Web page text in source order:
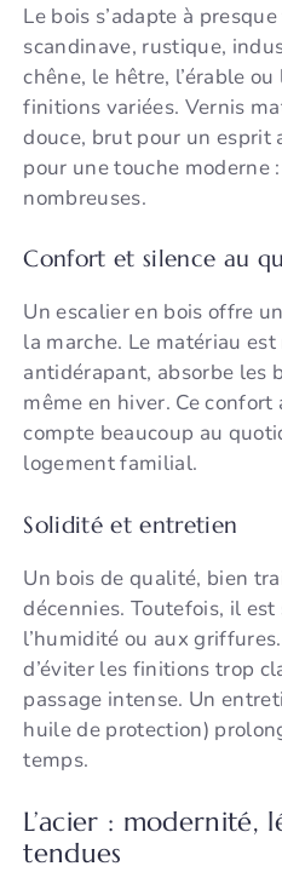
Le bois s’adapte à
scandinave, rustique,
chêne, le hêtre, l’érable
finitions variées. Vernis
douce, brut pour un
pour une touche moderne
nombreuses.
Confort et silence au
Un escalier en bois offre
la marche. Le matériau
antidérapant, absorbe les
même en hiver. Ce
compte beaucoup au
logement familial.
Solidité et entretien
Un bois de qualité, bien
décennies. Toutefois, il
l’humidité ou aux
d’éviter les finitions trop
passage intense. Un
huile de protection)
temps.
L’acier : modernité,
tendues